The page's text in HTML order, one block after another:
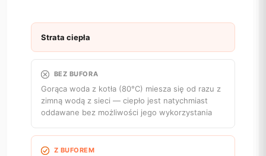
Strata ciepła
BEZ BUFORA
Gorąca woda z kotła (80°C) miesza się od razu z
zimną wodą z sieci — ciepło jest natychmiast
oddawane bez możliwości jego wykorzystania
Z BUFOREM